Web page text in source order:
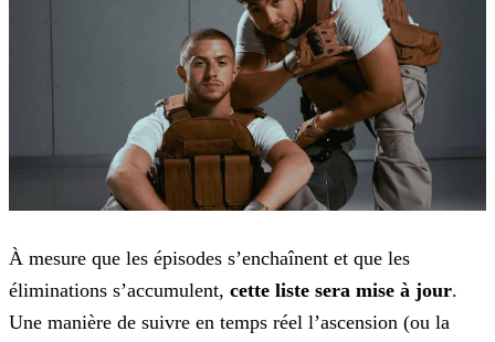
À mesure que les épisodes s’enchaînent et que les
éliminations s’accumulent, cette liste sera mise à jour.
Une manière de suivre en temps réel l’ascension (ou la